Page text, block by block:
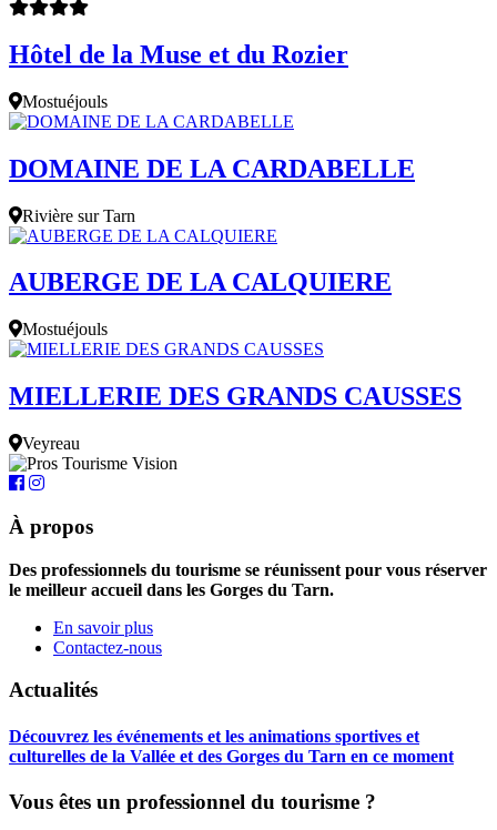
Hôtel de la Muse et du Rozier
Mostuéjouls
DOMAINE DE LA CARDABELLE
Rivière sur Tarn
AUBERGE DE LA CALQUIERE
Mostuéjouls
MIELLERIE DES GRANDS CAUSSES
Veyreau
À propos
Des professionnels du tourisme se réunissent pour vous réserver
le meilleur accueil dans les Gorges du Tarn.
En savoir plus
Contactez-nous
Actualités
Découvrez les événements et les animations sportives et
culturelles de la Vallée et des Gorges du Tarn en ce moment
Vous êtes un professionnel du tourisme ?